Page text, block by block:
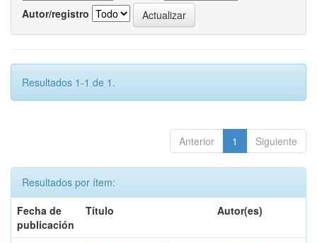
Autor/registro
Resultados 1-1 de 1.
Anterior 1 Siguiente
Resultados por ítem:
Fecha de
publicación
Título Autor(es)